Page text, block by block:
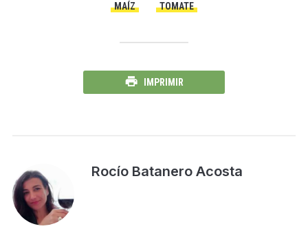
MAÍZ
TOMATE
IMPRIMIR
Rocío Batanero Acosta